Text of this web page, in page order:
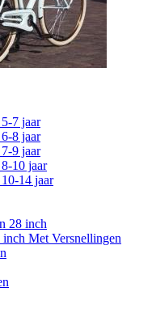
7 jaar
8 jaar
9 jaar
10 jaar
14 jaar
28 inch
Met Versnellingen